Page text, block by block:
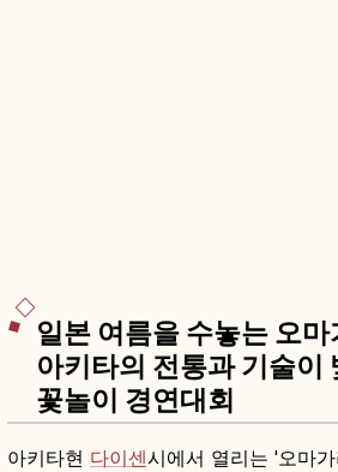
일본 여름을 수놓는 오
아키타의 전통과 기술이
꽃놀이 경연대회
아키타현 다이센시에서 열리는 '오마